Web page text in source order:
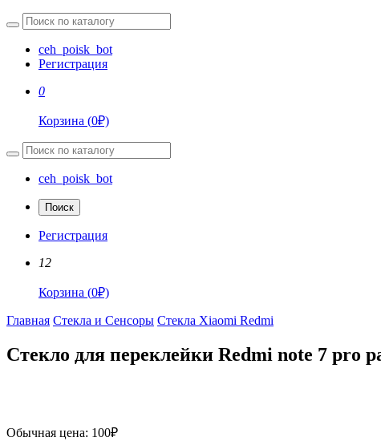
ceh_poisk_bot
Регистрация
0
Корзина (0₽)
ceh_poisk_bot
Поиск
Регистрация
12
Корзина (0₽)
Главная Стекла и Сенсоры Стекла Xiaomi Redmi
Стекло для переклейки Redmi note 7 pro
Обычная цена: 100₽